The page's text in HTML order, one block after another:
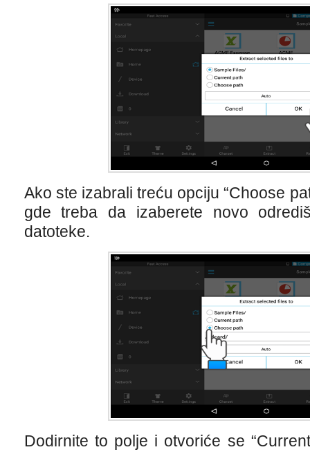
Ako ste izabrali treću opciju “Choose
gde treba da izaberete novo
datoteke.
Dodirnite to polje i otvoriće se